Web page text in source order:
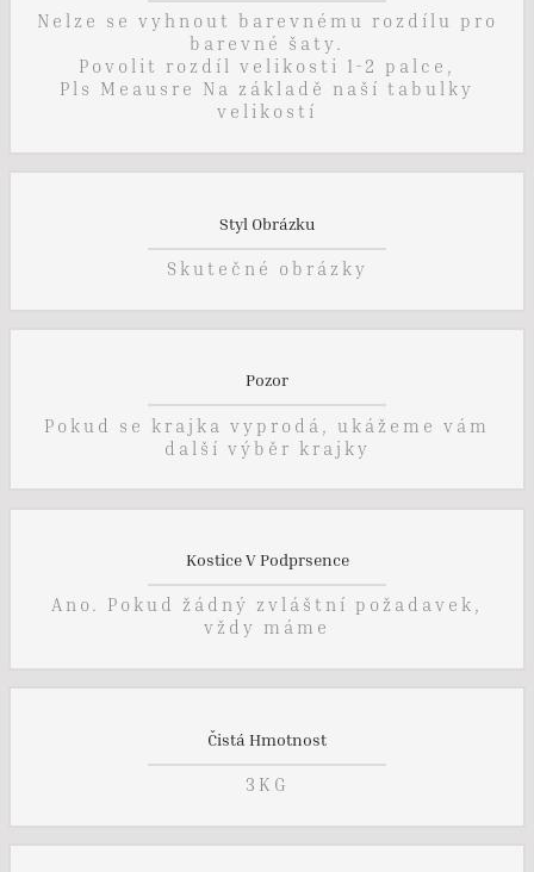
Nelze se vyhnout barevnému rozdílu pro
barevné šaty.
Povolit rozdíl velikosti 1-2 palce,
Pls Meausre Na základě naší tabulky
velikostí
Styl Obrázku
Skutečné obrázky
Pozor
Pokud se krajka vyprodá, ukážeme vám
další výběr krajky
Kostice V Podprsence
Ano. Pokud žádný zvláštní požadavek,
vždy máme
Čistá Hmotnost
3KG